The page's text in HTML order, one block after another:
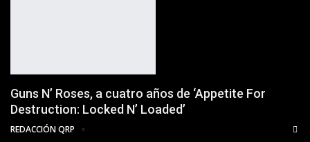
Guns N’ Roses, a cuatro años de ‘Appetite For
Destruction: Locked N’ Loaded’
REDACCIÓN QRP